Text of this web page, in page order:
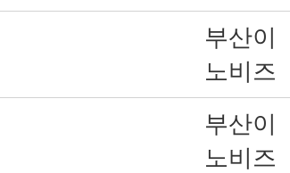
부산이
노비즈
부산이
노비즈